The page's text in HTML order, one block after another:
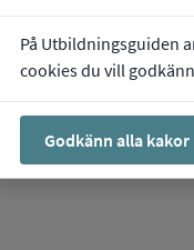
På Utbildningsguiden
cookies du vill
Godkänn alla kakor